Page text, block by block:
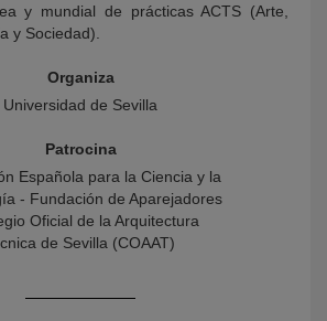
y mundial de prácticas ACTS (Arte,
y Sociedad).
Organiza
Universidad de Sevilla
Patrocina
Española para la Ciencia y la
- Fundación de Aparejadores
Oficial de la Arquitectura
de Sevilla (COAAT)